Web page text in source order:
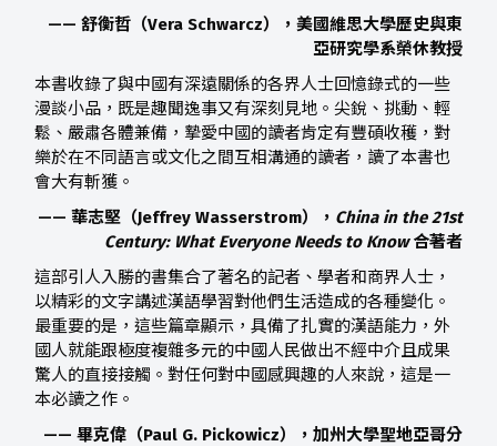
—— 舒衡哲（Vera Schwarcz），美國維思大學歷史與東
亞研究學系榮休教授
本書收錄了與中國有深遠關係的各界人士回憶錄式的一些
漫談小品，既是趣聞逸事又有深刻見地。尖銳、挑動、輕
鬆、嚴肅各體兼備，摯愛中國的讀者肯定有豐碩收穫，對
樂於在不同語言或文化之間互相溝通的讀者，讀了本書也
會大有斬獲。
—— 華志堅（Jeffrey Wasserstrom）， China in the 21st
Century: What Everyone Needs to Know合著者
這部引人入勝的書集合了著名的記者、學者和商界人士，
以精彩的文字講述漢語學習對他們生活造成的各種變化。
最重要的是，這些篇章顯示，具備了扎實的漢語能力，外
國人就能跟極度複雜多元的中國人民做出不經中介且成果
驚人的直接接觸。對任何對中國感興趣的人來說，這是一
本必讀之作。
—— 畢克偉（Paul G. Pickowicz），加州大學聖地亞哥分